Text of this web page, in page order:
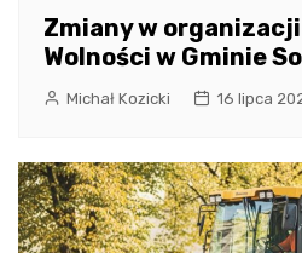
Zmiany w
Wolności w Gminie
Michał Kozicki 16 lipca